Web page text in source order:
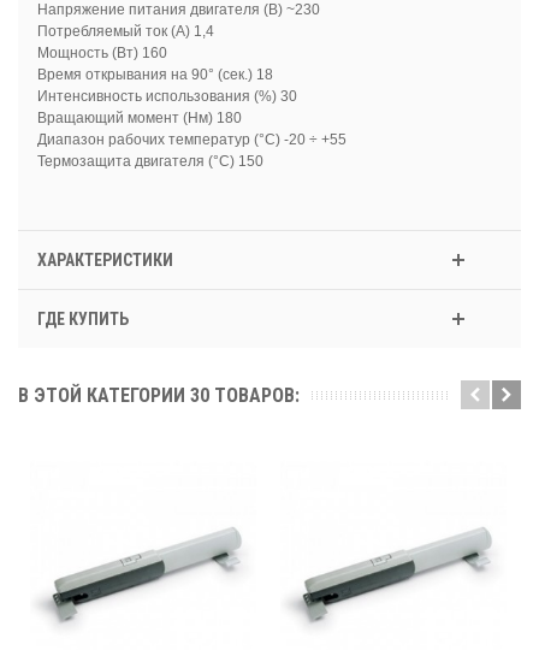
Напряжение питания двигателя (В) ~230
Потребляемый ток (A) 1,4
Мощность (Вт) 160
Время открывания на 90° (сек.) 18
Интенсивность использования (%) 30
Вращающий момент (Нм) 180
Диапазон рабочих температур (°C) -20 ÷ +55
Термозащита двигателя (°C) 150
ХАРАКТЕРИСТИКИ
ГДЕ КУПИТЬ
В ЭТОЙ КАТЕГОРИИ 30 ТОВАРОВ: